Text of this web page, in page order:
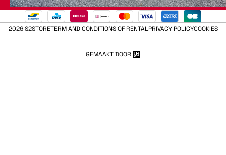
2026 S2STORETERM AND CONDITIONS OF RENTALPRIVACY POLICYCOOKIES
GEMAAKT DOOR